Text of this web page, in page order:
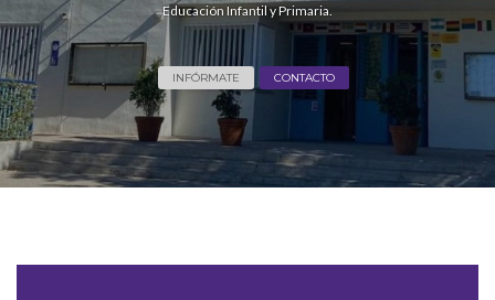
Educación Infantil y Primaria.
INFÓRMATE CONTACTO